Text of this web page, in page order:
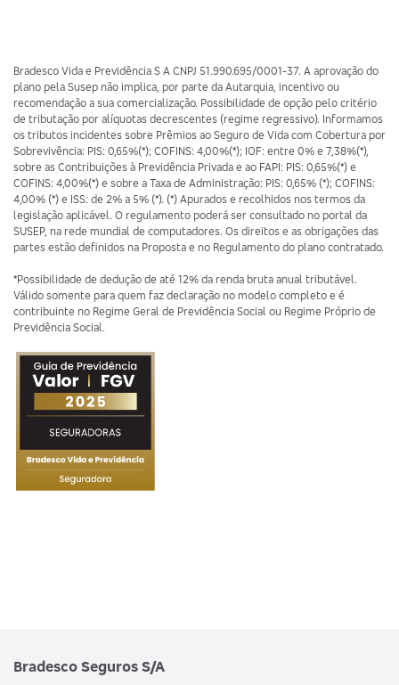
Bradesco Vida e Previdência S A CNPJ 51.990.695/0001-37. A aprovação do
plano pela Susep não implica, por parte da Autarquia, incentivo ou
recomendação a sua comercialização. Possibilidade de opção pelo critério
de tributação por alíquotas decrescentes (regime regressivo). Informamos
os tributos incidentes sobre Prêmios ao Seguro de Vida com Cobertura por
Sobrevivência: PIS: 0,65%(*); COFINS: 4,00%(*); IOF: entre 0% e 7,38%(*),
sobre as Contribuições à Previdência Privada e ao FAPI: PIS: 0,65%(*) e
COFINS: 4,00%(*) e sobre a Taxa de Administração: PIS: 0,65% (*); COFINS:
4,00% (*) e ISS: de 2% a 5% (*). (*) Apurados e recolhidos nos termos da
legislação aplicável. O regulamento poderá ser consultado no portal da
SUSEP, na rede mundial de computadores. Os direitos e as obrigações das
partes estão definidos na Proposta e no Regulamento do plano contratado.
*Possibilidade de dedução de até 12% da renda bruta anual tributável.
Válido somente para quem faz declaração no modelo completo e é
contribuinte no Regime Geral de Previdência Social ou Regime Próprio de
Previdência Social.
Bradesco Seguros S/A